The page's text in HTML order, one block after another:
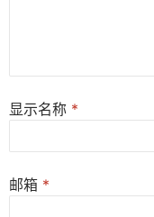
显示名称 *
邮箱 *